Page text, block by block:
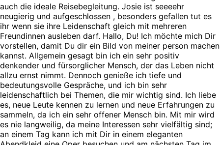
auch die ideale Reisebegleitung. Josie ist seeeehr
neugierig und aufgeschlossen , besonders gefallen tut es
ihr wenn sie ihre Leidenschaft gleich mit mehreren
Freundinnen ausleben darf. Hallo, Du! Ich möchte mich Dir
vorstellen, damit Du dir ein Bild von meiner person machen
kannst. Allgemein gesagt bin ich ein sehr positiv
denkender und fürsorglicher Mensch, der das Leben nicht
allzu ernst nimmt. Dennoch genieße ich tiefe und
bedeutungsvolle Gespräche, und ich bin sehr
leidenschaftlich bei Themen, die mir wichtig sind. Ich liebe
es, neue Leute kennen zu lernen und neue Erfahrungen zu
sammeln, da ich ein sehr offener Mensch bin. Mit mir wird
es nie langweilig, da meine Interessen sehr vielfältig sind;
an einem Tag kann ich mit Dir in einem eleganten